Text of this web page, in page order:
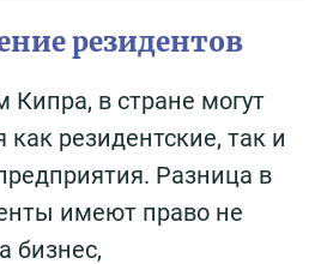
резидентов
Кипра, в стране могут
как резидентские, так и
Разница в
имеют право не
бизнес,